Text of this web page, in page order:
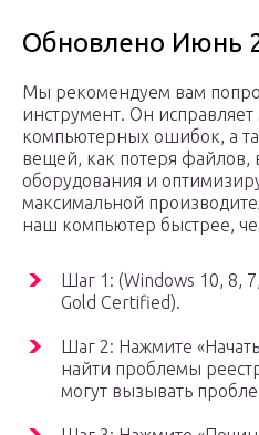
Обновлено Июнь
Мы рекомендуем вам
инструмент. Он
компьютерных ошибок, а
вещей, как потеря файлов,
оборудования и
максимальной
наш компьютер быстрее,
Шаг 1: (Windows 10, 8,
Gold Certified).
Шаг 2: Нажмите
найти проблемы
могут вызывать